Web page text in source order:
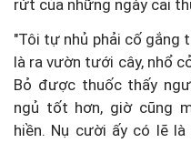
rứt của những ngày cai
"Tôi tự nhủ phải cố gắng
là ra vườn tưới cây, nhổ
Bỏ được thuốc thấy
ngủ tốt hơn, giờ cũng
hiền. Nụ cười ấy có lẽ